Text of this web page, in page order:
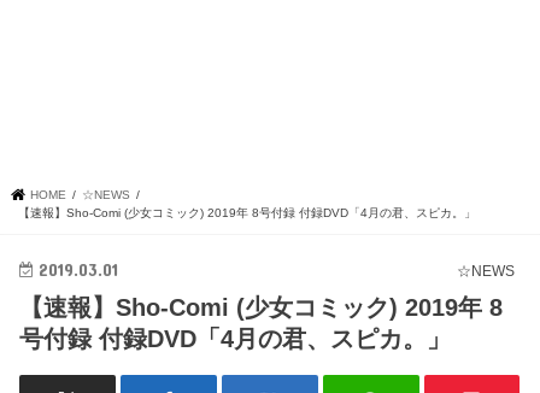
HOME
☆NEWS
【速報】Sho-Comi (少女コミック) 2019年 8号付録 付録DVD「4月の君、スピカ。」
☆NEWS
2019.03.01
【速報】Sho-Comi (少女コミック) 2019年 8
号付録 付録DVD「4月の君、スピカ。」